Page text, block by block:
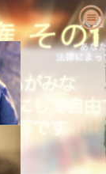
つ
?
史